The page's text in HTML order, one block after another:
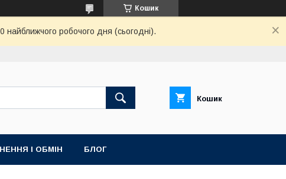
Кошик
найближчого робочого дня (сьогодні).
Кошик
І ОБМІН БЛОГ